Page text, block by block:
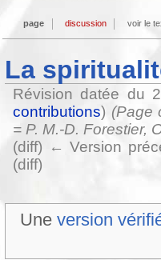
La
Révision datée du
contributions) (Page
= P. M.-D. Forestier,
(diff) ← Version
(diff)
Uneversion
page discussion voir le